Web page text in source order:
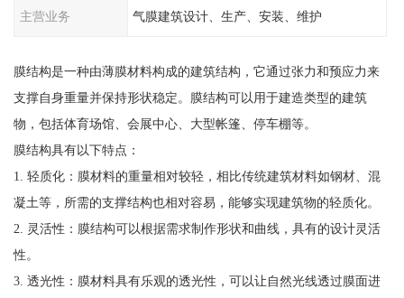
主营业务 气膜建筑设计、生产、安装、维护
膜结构是一种由薄膜材料构成的建筑结构，它通过张力和预应力来
支撑自身重量并保持形状稳定。膜结构可以用于建造类型的建筑
物，包括体育场馆、会展中心、大型帐篷、停车棚等。
膜结构具有以下特点：
1. 轻质化：膜材料的重量相对较轻，相比传统建筑材料如钢材、混
凝土等，所需的支撑结构也相对容易，能够实现建筑物的轻质化。
2. 灵活性：膜结构可以根据需求制作形状和曲线，具有的设计灵活
性。
3. 透光性：膜材料具有乐观的透光性，可以让自然光线透过膜面进